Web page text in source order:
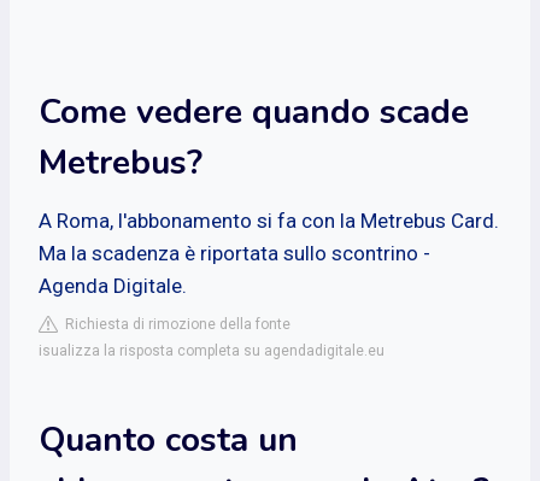
Come vedere quando scade
Metrebus?
A Roma, l'abbonamento si fa con la Metrebus Card.
Ma la scadenza è riportata sullo scontrino -
Agenda Digitale.
Richiesta di rimozione della fonte
isualizza la risposta completa su agendadigitale.eu
Quanto costa un